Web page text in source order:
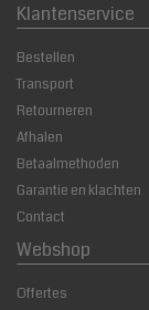
Klantenservice
Bestellen
Transport
Retourneren
Afhalen
Betaalmethoden
Garantie en klachten
Contact
Webshop
Offertes